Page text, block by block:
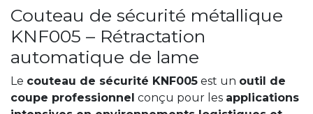
Couteau de sécurité métallique
KNF005 – Rétractation
automatique de lame
Le couteau de sécurité KNF005 est un outil de
coupe professionnel conçu pour les applications